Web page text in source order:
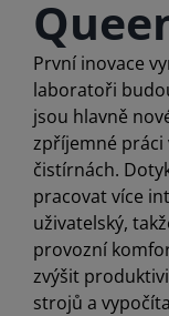
První inovace
laboratoři
jsou hlavně
zpříjemné práci
čistírnách.
pracovat více
uživatelský,
provozní
zvýšit
strojů a